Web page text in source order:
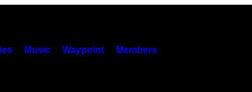
Music Waypoint Members